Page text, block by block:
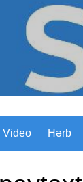
Video Hərb